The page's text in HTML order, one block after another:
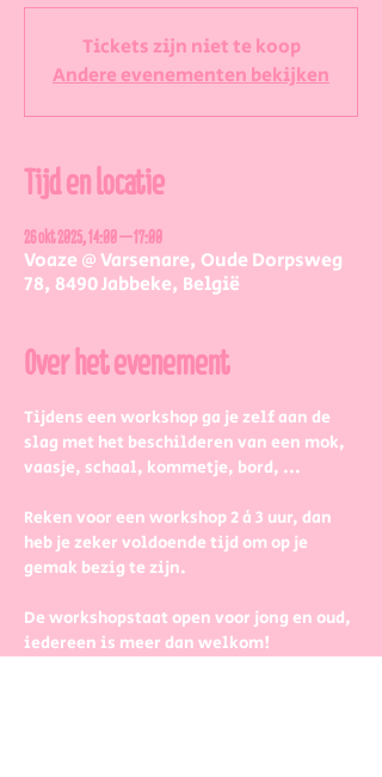
Tickets zijn niet te koop
Andere evenementen bekijken
Tijd en locatie
26 okt 2025, 14:00 – 17:00
Voaze @ Varsenare, Oude Dorpsweg
78, 8490 Jabbeke, België
Over het evenement
Tijdens een workshop ga je zelf aan de
slag met het beschilderen van een mok,
vaasje, schaal, kommetje, bord, ...
Reken voor een workshop 2 à 3 uur, dan
heb je zeker voldoende tijd om op je
gemak bezig te zijn.
De workshopstaat open voor jong en oud,
iedereen is meer dan welkom!